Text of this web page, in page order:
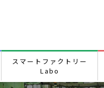
スマートファクトリー
Labo